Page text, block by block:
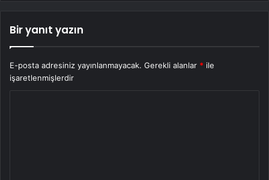
Bir yanıt yazın
E-posta adresiniz yayınlanmayacak. Gerekli alanlar * ile
işaretlenmişlerdir